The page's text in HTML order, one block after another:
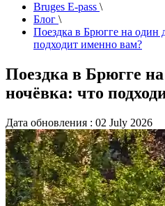
Bruges E-pass \
Блог \
Поездка в Брюгге на один
подходит именно вам?
Поездка в Брюгге
ночёвка: что
Дата обновления : 02 July 2026